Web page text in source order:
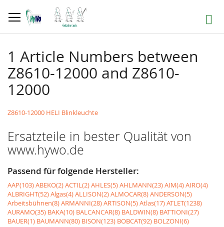
zum
Inhalt
Suche
1 Article Numbers between
Z8610-12000 and Z8610-
12000
Z8610-12000 HELI Blinkleuchte
Ersatzteile in bester Qualität von
www.hywo.de
Passend für folgende Hersteller:
AAP(103)ABEKO(2)ACTIL(2)AHLES(5)AHLMANN(23)AIM(4)AIRO(4)
ALBRIGHT(52)Algas(4)ALLISON(2)ALMOCAR(8)ANDERSON(5)
Arbeitsbühnen(8)ARMANNI(28)ARTISON(5)Atlas(17)ATLET(1238)
AURAMO(35) BAKA(10) BALCANCAR(8) BALDWIN(8) BATTIONI(27)
BAUER(1) BAUMANN(80) BISON(123) BOBCAT(92) BOLZONI(6)